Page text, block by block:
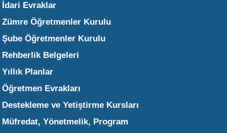
İdari Evraklar
Zümre Öğretmenler Kurulu
Şube Öğretmenler Kurulu
Rehberlik Belgeleri
Yıllık Planlar
Öğretmen Evrakları
Destekleme ve Yetiştirme Kursları
Müfredat, Yönetmelik, Program